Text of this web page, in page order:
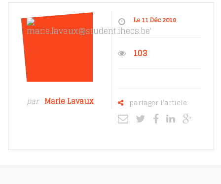
par Marie Lavaux
Le 11 Déc 2018
103
partager l'article